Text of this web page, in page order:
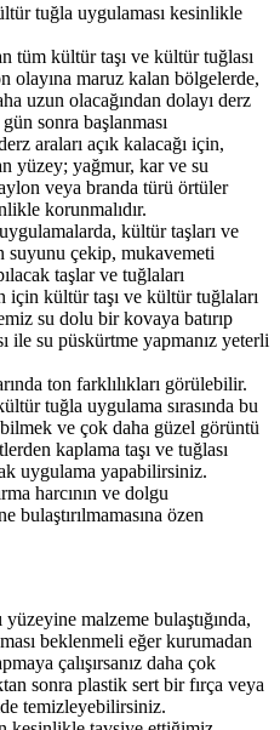
tuğla uygulaması kesinlikle
tüm kültür taşı ve kültür tuğlası
olayına maruz kalan bölgelerde,
uzun olacağından dolayı derz
sonra başlanması
araları açık kalacağı için,
yüzey; yağmur, kar ve su
veya branda türü örtüler
korunmalıdır.
kültür taşları ve
suyunu çekip, mukavemeti
taşlar ve tuğlaları
kültür taşı ve kültür tuğlaları
su dolu bir kovaya batırıp
ile su püskürtme yapmanız yeterli
ton farklılıkları görülebilir.
tuğla uygulama sırasında bu
ve çok daha güzel görüntü
kaplama taşı ve tuğlası
uygulama yapabilirsiniz.
harcının ve dolgu
bulaştırılmamasına özen
malzeme bulaştığında,
beklenmeli eğer kurumadan
çalışırsanız daha çok
sonra plastik sert bir fırça veya
temizleyebilirsiniz.